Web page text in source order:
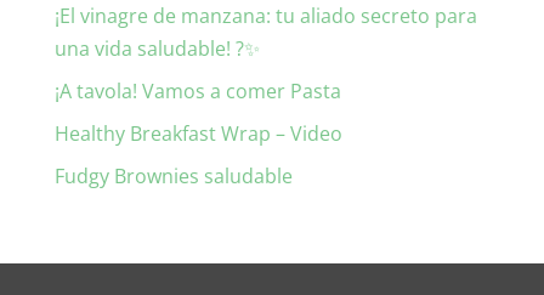
¡El vinagre de manzana: tu aliado secreto para
una vida saludable! ?✨
¡A tavola! Vamos a comer Pasta
Healthy Breakfast Wrap – Video
Fudgy Brownies saludable